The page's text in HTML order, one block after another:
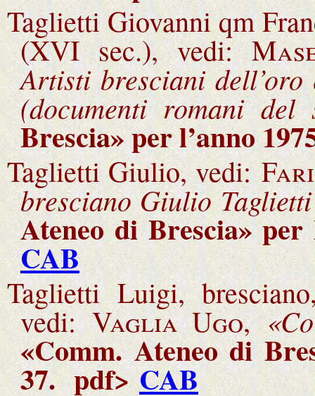
Taglietti Giovanni qm
(XVI sec.), vedi:
Artisti bresciani
(documenti romani del
Brescia» per l’anno
Taglietti Giulio, vedi:
bresciano Giulio
Ateneo di Brescia»
CAB
Taglietti Luigi,
vedi:Vaglia Ugo,
«Comm. Ateneo di
37. pdf>CAB